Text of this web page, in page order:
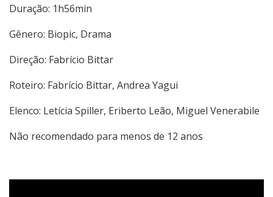
Duração: 1h56min
Gênero: Biopic, Drama
Direção: Fabrício Bittar
Roteiro: Fabrício Bittar, Andrea Yagui
Elenco: Letícia Spiller, Eriberto Leão, Miguel Venerabile
Não recomendado para menos de 12 anos